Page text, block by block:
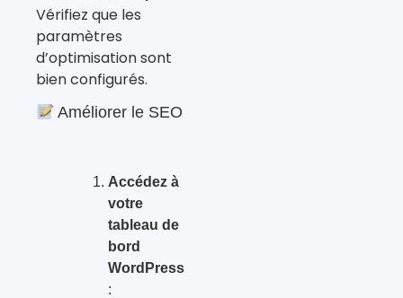
Vérifiez que les
paramètres
d’optimisation sont
bien configurés.
Améliorer le SEO
Accédez à
votre
tableau de
bord
WordPress
: